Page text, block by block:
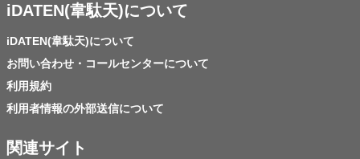
iDATEN(韋駄天)について
iDATEN(韋駄天)について
お問い合わせ・コールセンターについて
利用規約
利用者情報の外部送信について
関連サイト